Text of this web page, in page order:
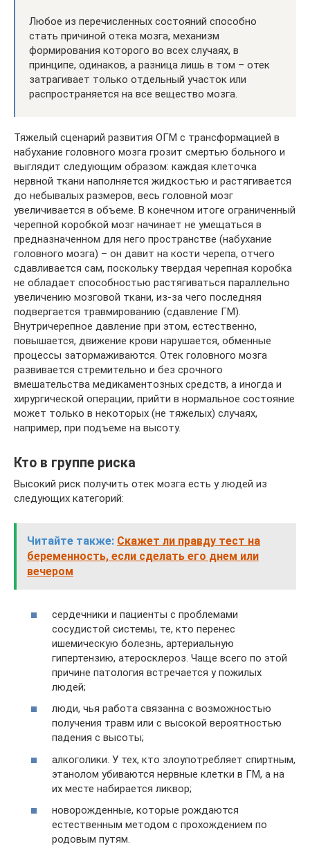
Любое из перечисленных состояний способно
стать причиной отека мозга, механизм
формирования которого во всех случаях, в
принципе, одинаков, а разница лишь в том – отек
затрагивает только отдельный участок или
распространяется на все вещество мозга.
Тяжелый сценарий развития ОГМ с трансформацией в
набухание головного мозга грозит смертью больного и
выглядит следующим образом: каждая клеточка
нервной ткани наполняется жидкостью и растягивается
до небывалых размеров, весь головной мозг
увеличивается в объеме. В конечном итоге ограниченный
черепной коробкой мозг начинает не умещаться в
предназначенном для него пространстве (набухание
головного мозга) – он давит на кости черепа, отчего
сдавливается сам, поскольку твердая черепная коробка
не обладает способностью растягиваться параллельно
увеличению мозговой ткани, из-за чего последняя
подвергается травмированию (сдавление ГМ).
Внутричерепное давление при этом, естественно,
повышается, движение крови нарушается, обменные
процессы затормаживаются. Отек головного мозга
развивается стремительно и без срочного
вмешательства медикаментозных средств, а иногда и
хирургической операции, прийти в нормальное состояние
может только в некоторых (не тяжелых) случаях,
например, при подъеме на высоту.
Кто в группе риска
Высокий риск получить отек мозга есть у людей из
следующих категорий:
Читайте также: Скажет ли правду тест на
беременность, если сделать его днем или
вечером
сердечники и пациенты с проблемами
сосудистой системы, те, кто перенес
ишемическую болезнь, артериальную
гипертензию, атеросклероз. Чаще всего по этой
причине патология встречается у пожилых
людей;
люди, чья работа связанна с возможностью
получения травм или с высокой вероятностью
падения с высоты;
алкоголики. У тех, кто злоупотребляет спиртным,
этанолом убиваются нервные клетки в ГМ, а на
их месте набирается ликвор;
новорожденные, которые рождаются
естественным методом с прохождением по
родовым путям.